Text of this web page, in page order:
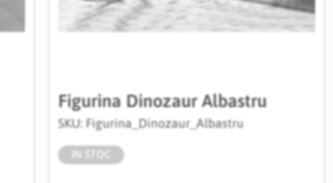
Figurina Dinozaur Albastru
SKU: Figurina_Dinozaur_Albastru
IN STOC